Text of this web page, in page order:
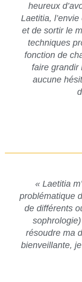
heureux
Laetitia,
et de sortir le
techniques
fonction de
faire grandir
aucune
« Laetitia
problématique
de différents
résoudre ma
bienveillante,